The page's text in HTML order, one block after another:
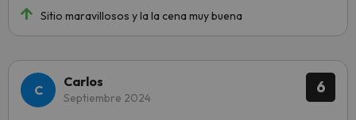
Sitio maravillosos y la la cena muy buena
6
Carlos
Septiembre 2024